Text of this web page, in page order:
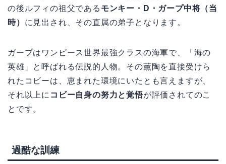
の後ルフィの祖父である モンキー・D・ガープ中将（当
時） に見出され、その直属の弟子となります。
ガープはワンピース世界最強クラスの海軍で、「海の
英雄」と呼ばれる伝説的人物。その薫陶を直接受けら
れたコビーは、恵まれた環境にいたとも言えますが、
それ以上に コビー自身の努力と覚悟が評価されてのこ
とです。
過酷な訓練